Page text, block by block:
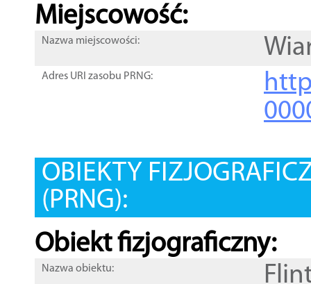
Miejscowość:
Nazwa miejscowości:
Adres URI zasobu PRNG:
OBIEKTY
(PRNG):
Obiekt fizjograficzny:
Nazwa obiektu: